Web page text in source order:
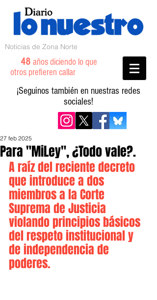
Noticias de Zona Norte
48 años diciendo lo que
otros prefieren callar
¡Seguinos también en nuestras redes
sociales!
Para "MiLey", ¿Todo vale?.
27 feb 2025
A raíz del reciente decreto
que introduce a dos
miembros a la Corte
Suprema de Justicia
violando principios básicos
del respeto institucional y
de independencia de
poderes.